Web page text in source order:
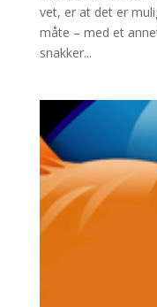
vet, er at det er
måte – med et
snakker...